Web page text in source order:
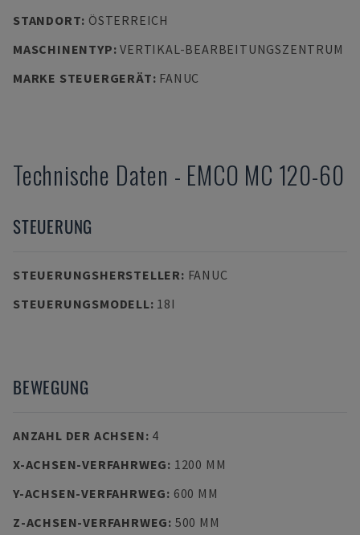
STANDORT: ÖSTERREICH
MASCHINENTYP:VERTIKAL-BEARBEITUNGSZENTRUM
MARKE STEUERGERÄT: FANUC
Technische Daten - EMCO MC 120-60
STEUERUNG
STEUERUNGSHERSTELLER: FANUC
STEUERUNGSMODELL: 18I
BEWEGUNG
ANZAHL DER ACHSEN: 4
X-ACHSEN-VERFAHRWEG: 1200 MM
Y-ACHSEN-VERFAHRWEG: 600 MM
Z-ACHSEN-VERFAHRWEG: 500 MM